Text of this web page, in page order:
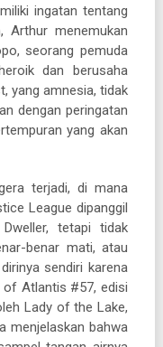
ingatan tentang
Arthur menemukan
seorang pemuda
dan berusaha
yang amnesia, tidak
dengan peringatan
yang akan
terjadi, di mana
League dipanggil
tetapi tidak
benar mati, atau
sendiri karena
of Atlantis #57, edisi
Lady of the Lake,
menjelaskan bahwa